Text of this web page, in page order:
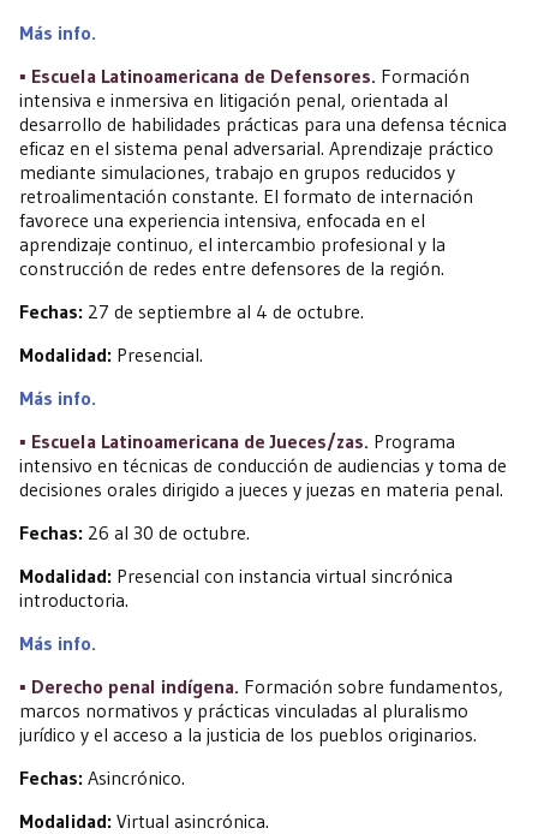
Más info.
▪️ Escuela Latinoamericana de Defensores. Formación
intensiva e inmersiva en litigación penal, orientada al
desarrollo de habilidades prácticas para una defensa técnica
eficaz en el sistema penal adversarial. Aprendizaje práctico
mediante simulaciones, trabajo en grupos reducidos y
retroalimentación constante. El formato de internación
favorece una experiencia intensiva, enfocada en el
aprendizaje continuo, el intercambio profesional y la
construcción de redes entre defensores de la región.
Fechas: 27 de septiembre al 4 de octubre.
Modalidad: Presencial.
Más info.
▪️ Escuela Latinoamericana de Jueces/zas. Programa
intensivo en técnicas de conducción de audiencias y toma de
decisiones orales dirigido a jueces y juezas en materia penal.
Fechas: 26 al 30 de octubre.
Modalidad: Presencial con instancia virtual sincrónica
introductoria.
Más info.
▪️ Derecho penal indígena. Formación sobre fundamentos,
marcos normativos y prácticas vinculadas al pluralismo
jurídico y el acceso a la justicia de los pueblos originarios.
Fechas: Asincrónico.
Modalidad: Virtual asincrónica.